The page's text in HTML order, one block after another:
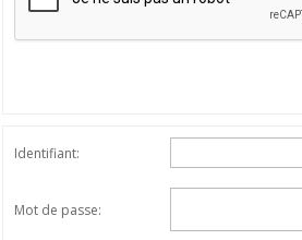
Identifiant:
Mot de passe: